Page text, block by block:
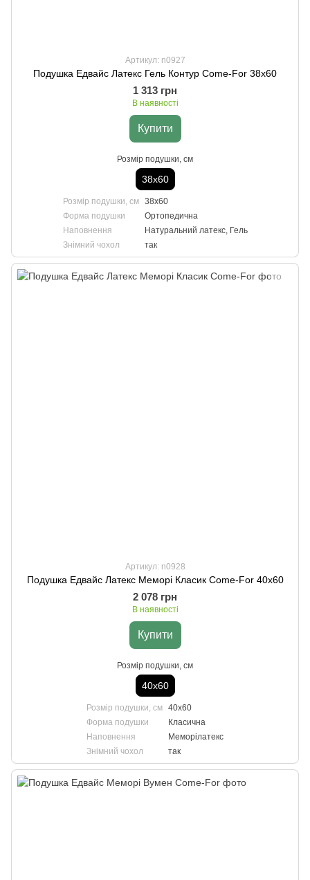
Артикул: n0927
Подушка Едвайс Латекс Гель Контур Come-For 38х60
1 313 грн
В наявності
Купити
Розмір подушки, см
38х60
Розмір подушки, см
38х60
Форма подушки
Ортопедична
Наповнення
Натуральний латекс, Гель
Знімний чохол
так
Артикул: n0928
Подушка Едвайс Латекс Меморі Класик Come-For 40х60
2 078 грн
В наявності
Купити
Розмір подушки, см
40х60
Розмір подушки, см 40х60
Форма подушки
Класична
Наповнення
Меморілатекс
Знімний чохол
так